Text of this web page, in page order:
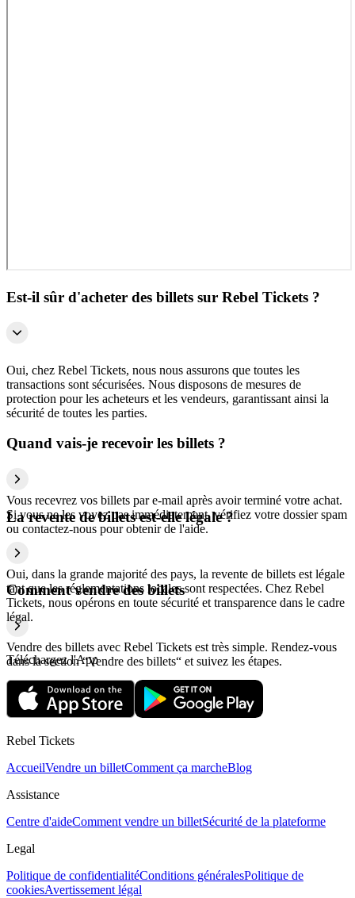
Est-il sûr d'acheter des billets sur Rebel Tickets ?
Oui, chez Rebel Tickets, nous nous assurons que toutes les
transactions sont sécurisées. Nous disposons de mesures de
protection pour les acheteurs et les vendeurs, garantissant ainsi la
sécurité de toutes les parties.
Quand vais-je recevoir les billets ?
Vous recevrez vos billets par e-mail après avoir terminé votre achat.
Si vous ne les voyez pas immédiatement, vérifiez votre dossier spam
ou contactez-nous pour obtenir de l'aide.
La revente de billets est-elle légale ?
Oui, dans la grande majorité des pays, la revente de billets est légale
tant que les réglementations locales sont respectées. Chez Rebel
Tickets, nous opérons en toute sécurité et transparence dans le cadre
légal.
Comment vendre des billets
Vendre des billets avec Rebel Tickets est très simple. Rendez-vous
dans la section “Vendre des billets“ et suivez les étapes.
Téléchargez l'App
Rebel Tickets
AccueilVendre un billetComment ça marcheBlog
Assistance
Centre d'aideComment vendre un billetSécurité de la plateforme
Legal
Politique de confidentialitéConditions généralesPolitique de
cookiesAvertissement légal